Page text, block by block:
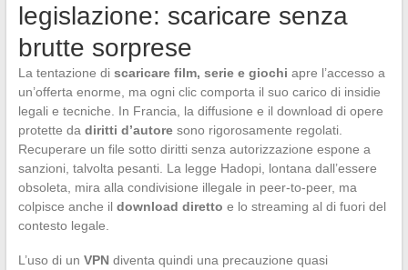
legislazione: scaricare senza
brutte sorprese
La tentazione di scaricare film, serie e giochi apre l’accesso a
un’offerta enorme, ma ogni clic comporta il suo carico di insidie
legali e tecniche. In Francia, la diffusione e il download di opere
protette da diritti d’autoresono rigorosamente regolati.
Recuperare un file sotto diritti senza autorizzazione espone a
sanzioni, talvolta pesanti. La legge Hadopi, lontana dall’essere
obsoleta, mira alla condivisione illegale in peer-to-peer, ma
colpisce anche il download diretto e lo streaming al di fuori del
contesto legale.
L’uso di un VPNdiventa quindi una precauzione quasi